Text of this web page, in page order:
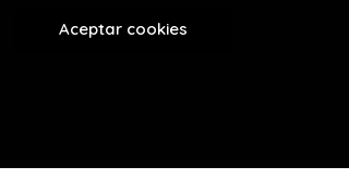
Aceptar cookies